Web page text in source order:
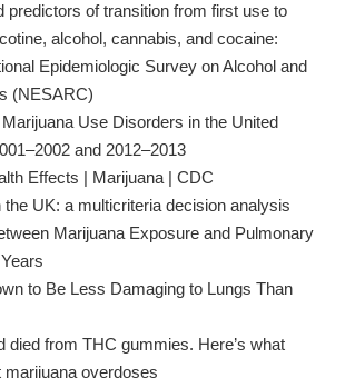
predictors of transition from first use to
alcohol, cannabis, and cocaine:
Epidemiologic Survey on Alcohol and
(NESARC)
Use Disorders in the United
and 2012–2013
Effects | Marijuana | CDC
UK: a multicriteria decision analysis
Marijuana Exposure and Pulmonary
to Be Less Damaging to Lungs Than
died from THC gummies. Here’s what
overdoses